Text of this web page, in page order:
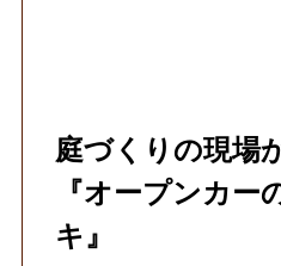
庭づくりの現
『オープンカー
キ』